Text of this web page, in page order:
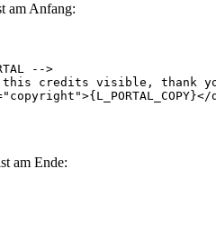
am Anfang:
am Ende: